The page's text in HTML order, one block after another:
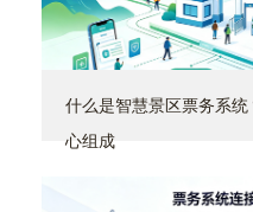
什么是智慧景区票务系
心组成